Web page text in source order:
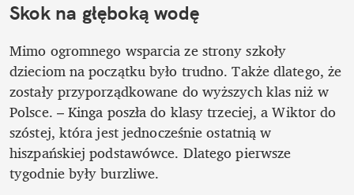
Skok na głęboką wodę
Mimo ogromnego wsparcia ze strony szkoły
dzieciom na początku było trudno. Także dlatego, że
zostały przyporządkowane do wyższych klas niż w
Polsce. – Kinga poszła do klasy trzeciej, a Wiktor do
szóstej, która jest jednocześnie ostatnią w
hiszpańskiej podstawówce. Dlatego pierwsze
tygodnie były burzliwe.